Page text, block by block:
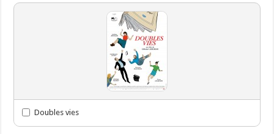
Doubles vies